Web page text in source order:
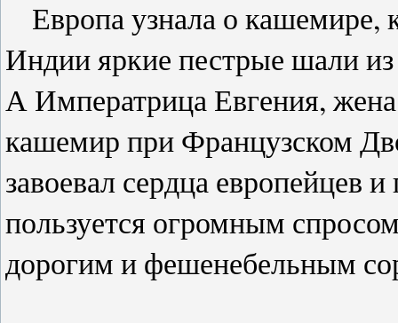
Европа узнала о кашемире,
Индии яркие пестрые шали
А Императрица Евгения,
кашемир при Французском
завоевал сердца европейцев
пользуется огромным
дорогим и фешенебельным